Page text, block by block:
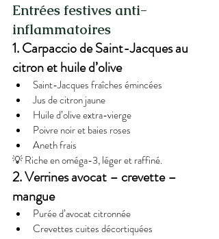
Entrées festives anti-
inflammatoires
1. Carpaccio de Saint-Jacques au
citron et huile d’olive
Saint-Jacques fraîches émincées
Jus de citron jaune
Huile d’olive extra-vierge
Poivre noir et baies roses
Aneth frais
💡 Riche en oméga-3, léger et raffiné.
2. Verrines avocat – crevette –
mangue
Purée d’avocat citronnée
Crevettes cuites décortiquées